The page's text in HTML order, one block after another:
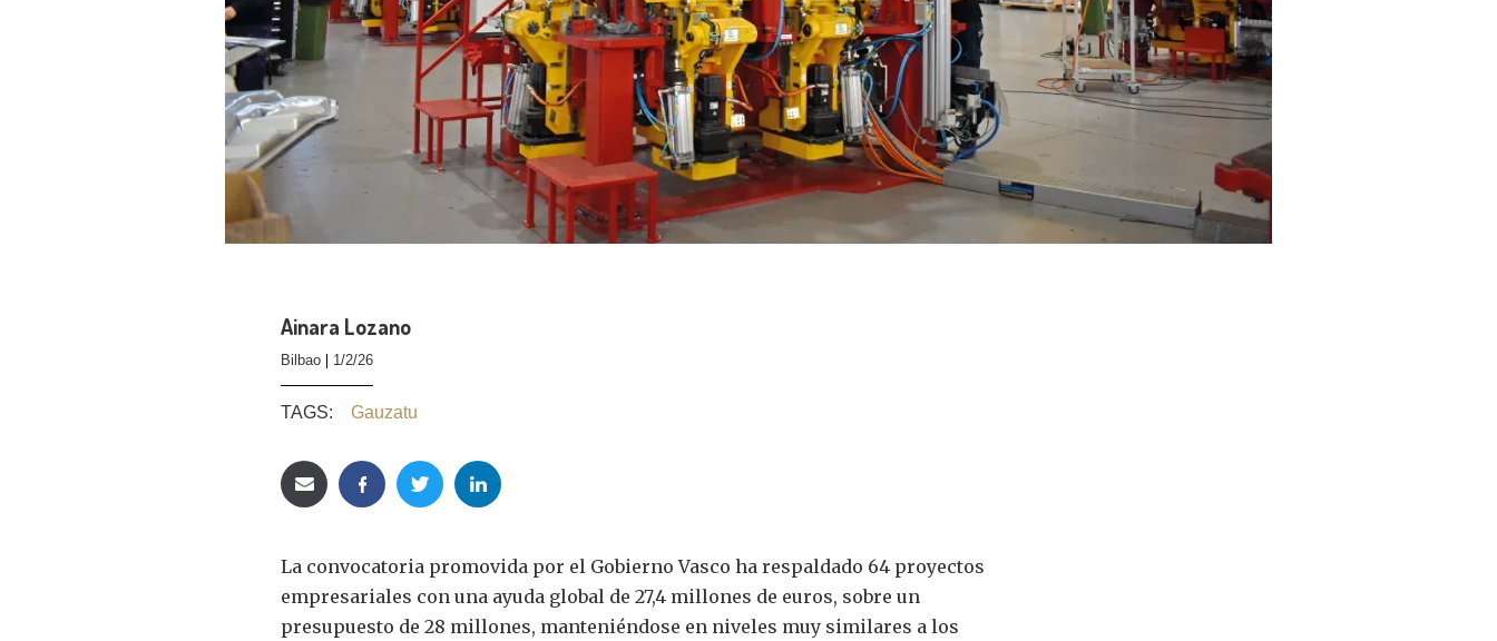
Ainara Lozano
Bilbao 1/2/26
TAGS: Gauzatu
La convocatoria promovida por el Gobierno Vasco ha respaldado 64 proyectos
empresariales con una ayuda global de 27,4 millones de euros, sobre un
presupuesto de 28 millones, manteniéndose en niveles muy similares a los